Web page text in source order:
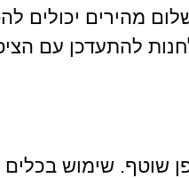
מהירים יכולים
להתעדכן עם
שוטף. שימוש בכלים